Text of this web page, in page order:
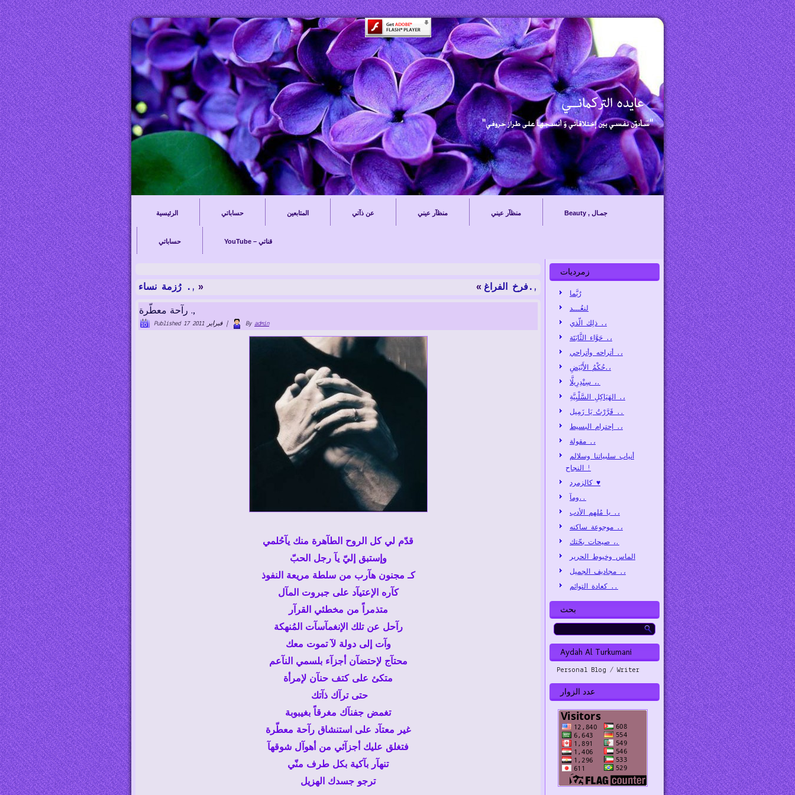
الرئيسية حساباتي المتابعين عن ذآتي منظآر عيني منظآر عيني Beauty , جمـال
حساباتي YouTube – قناتي
رُزمة نساء ., » « فرخ الفراغ.,
رآحة معطّرة .,
Published 17 فبراير 2011| By admin
قدّم لي كل الروح الطآهرة منك يآحُلمي
وإستبق إليّ يآ رجل الحبّ
كـ مجنون هآرب من سلطة مريعة النفوذ
كآره الإعتيآد على جبروت المآل
متذمراً من مخطئي القرآر
رآحل عن تلك الإنغمآسآت المُنهكة
وآت إلى دولة لآ تموت معك
محتآج لإحتضآن أجزآء بلسمي النآعم
متكئ على كتف حنآن لإمرأة
حتى ترآك ذآتك
تغمض جفنآك مغرقاً بغيبوبة
غير معتآد على استنشاق رآحة معطّرة
فتغلق عليك أجزآئي من أهوآل شوقهآ
تنهآر بآكية بكل طرف منّي
ترجو جسدك الهزيل
زمرديات
رُبَّما
لنعُـــد
ذلِك الّذي .،
حَوَّاء الثَّابَتَة .،
أتراحه وأتراحي .،
حُكْمُ الأَبْيَضِ.،
سِنْدِرِيلَّا ،.
الهَيَاكِلِ السَّلْبِيَّةِ .،
قَرَّرْتُ يَا زَمِيل ..
إحترام البسيط .،
مقولة .،
أنياب سلبياتنا وسلالم
النجاح !
كالزمرد ♥
ومآ..
يا مُلهم الأدب .،
موجوعة ساكنه .،
صيحات بحّتك ،.
الماس وخيوط الحرير
مجاديف الجميل .،
كعادة التوائم ..
بحث
Aydah Al Turkumani
Personal Blog / Writer
عدد الزوار